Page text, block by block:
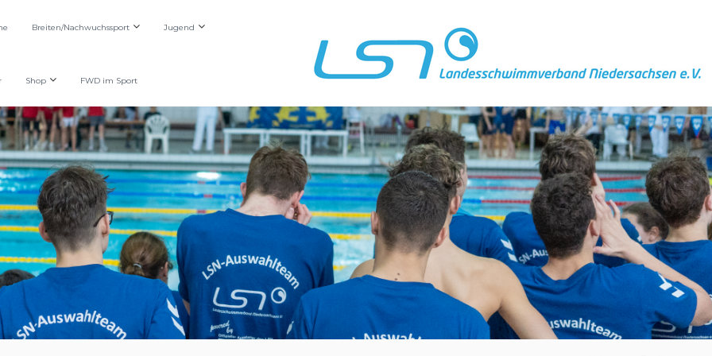
Breiten/Nachwuchssport Jugend
Shop FWD im Sport